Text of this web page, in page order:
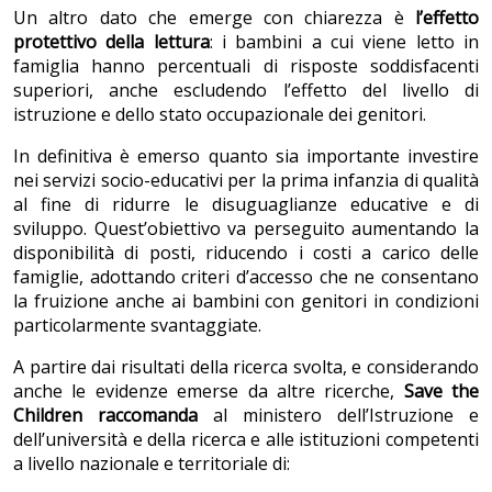
Un altro dato che emerge con chiarezza è l’effetto
protettivo della lettura: i bambini a cui viene letto in
famiglia hanno percentuali di risposte soddisfacenti
superiori, anche escludendo l’effetto del livello di
istruzione e dello stato occupazionale dei genitori.
In definitiva è emerso quanto sia importante investire
nei servizi socio-educativi per la prima infanzia di qualità
al fine di ridurre le disuguaglianze educative e di
sviluppo. Quest’obiettivo va perseguito aumentando la
disponibilità di posti, riducendo i costi a carico delle
famiglie, adottando criteri d’accesso che ne consentano
la fruizione anche ai bambini con genitori in condizioni
particolarmente svantaggiate.
A partire dai risultati della ricerca svolta, e considerando
anche le evidenze emerse da altre ricerche, Save the
Children raccomanda al ministero dell’Istruzione e
dell’università e della ricerca e alle istituzioni competenti
a livello nazionale e territoriale di: